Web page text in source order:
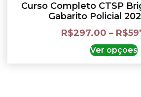
Curso Completo CTSP
Gabarito Policial
R$297.00 – R$
Ver opções